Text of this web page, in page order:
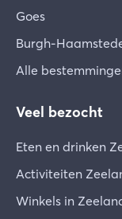
vooral geen
gasten zullen
Schade
Er kan altijd
(elektrisch)
dagelijks
aan ons te
Goes
Burgh-
Alle
Veel bezocht
Eten en drinken
Activiteiten
Winkels in